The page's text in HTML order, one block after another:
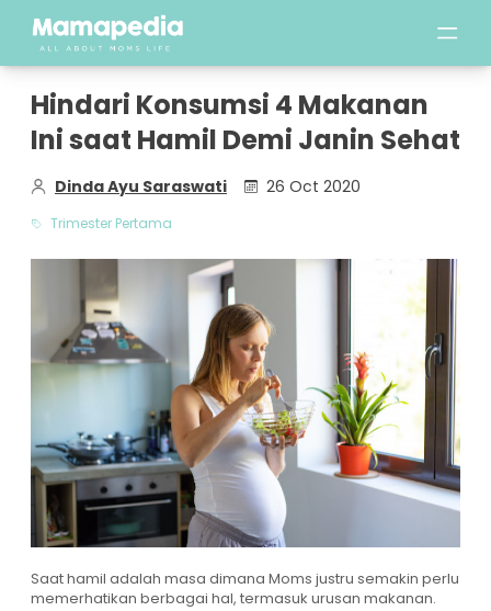
Hindari Konsumsi 4 Makanan
Ini saat Hamil Demi Janin Sehat
Dinda Ayu Saraswati 26 Oct 2020
Trimester Pertama
Saat hamil adalah masa dimana Moms justru semakin perlu
memerhatikan berbagai hal, termasuk urusan makanan.